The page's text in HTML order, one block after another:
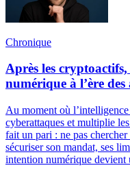
Chronique
Après les
numérique à l’ère
Au moment où
cyberattaques et multiplie
fait un pari : ne pas
sécuriser son mandat, ses
intention numérique devient